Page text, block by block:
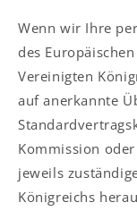
Wenn wir Ihre
des
Vereinigten
auf anerkannte
Kommission
jeweils
Königreichs